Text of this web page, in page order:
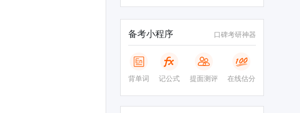
备考小程序 口碑考研神器
背单词 记公式 提面测评 在线估分